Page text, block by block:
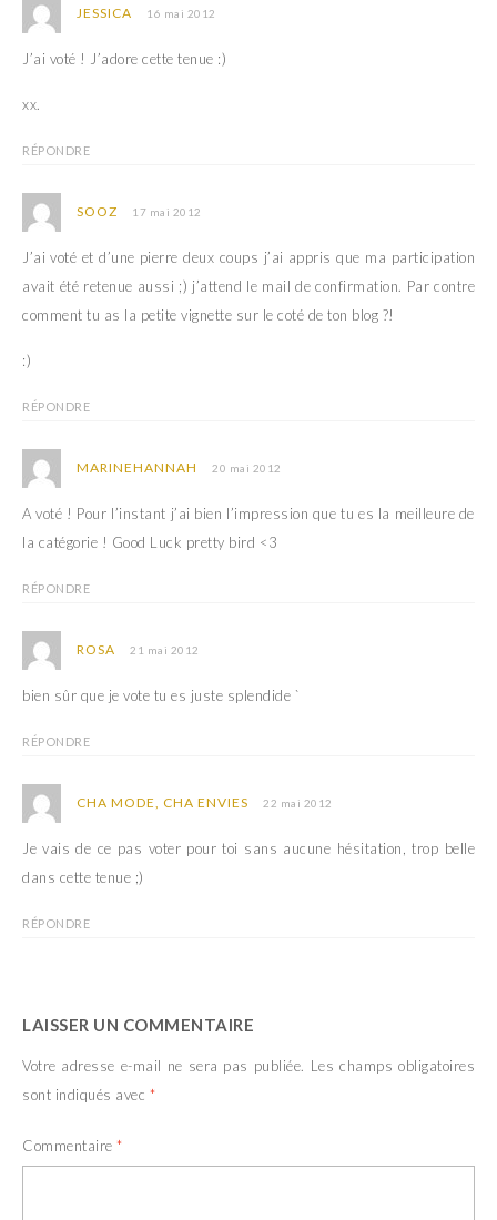
JESSICA 16 mai 2012
J’ai voté ! J’adore cette tenue :)
xx.
RÉPONDRE
SOOZ 17 mai 2012
J’ai voté et d’une pierre deux coups j’ai appris que ma participation
avait été retenue aussi ;) j’attend le mail de confirmation. Par contre
comment tu as la petite vignette sur le coté de ton blog ?!
:)
RÉPONDRE
MARINEHANNAH 20 mai 2012
A voté ! Pour l’instant j’ai bien l’impression que tu es la meilleure de
la catégorie ! Good Luck pretty bird <3
RÉPONDRE
ROSA 21 mai 2012
bien sûr que je vote tu es juste splendide `
RÉPONDRE
CHA MODE, CHA ENVIES 22 mai 2012
Je vais de ce pas voter pour toi sans aucune hésitation, trop belle
dans cette tenue ;)
RÉPONDRE
LAISSER UN COMMENTAIRE
Votre adresse e-mail ne sera pas publiée. Les champs obligatoires
sont indiqués avec *
Commentaire *